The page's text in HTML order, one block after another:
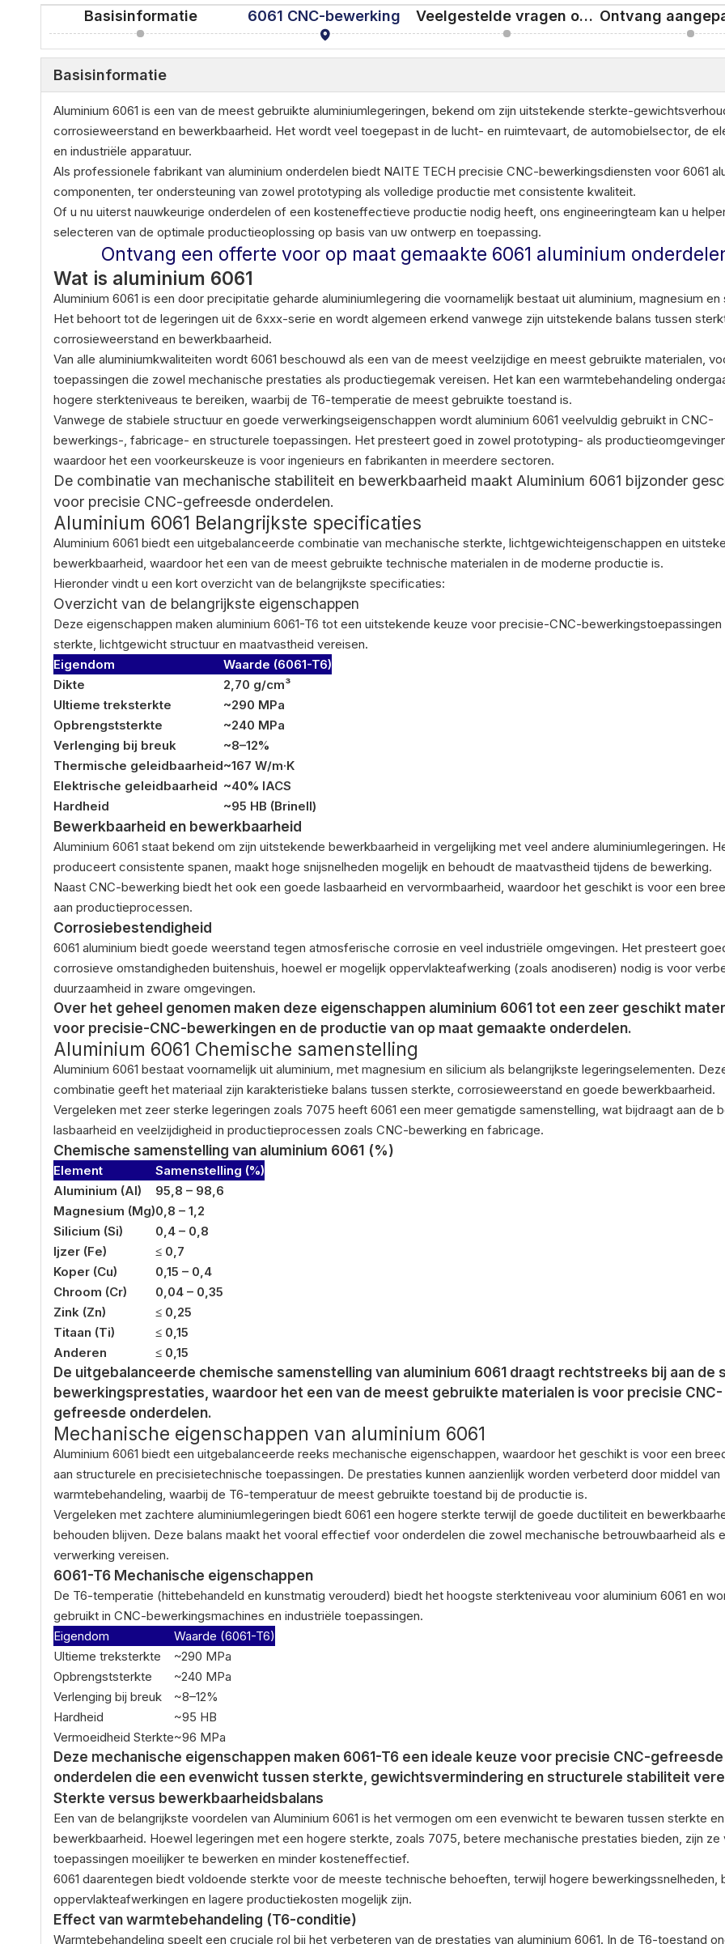
Basisinformatie 6061 CNC-bewerking Veelgestelde vragen over aluminium 6061
Basisinformatie
Aluminium 6061 is een van de meest gebruikte aluminiumlegeringen, bekend om zijn uitstekende sterkte-
corrosieweerstand en bewerkbaarheid. Het wordt veel toegepast in de lucht- en ruimtevaart, de automobielsector, de
en industriële apparatuur.
Als professionele fabrikant van aluminium onderdelen biedt NAITE TECH precisie CNC-bewerkingsdiensten voor 6061
componenten, ter ondersteuning van zowel prototyping als volledige productie met consistente kwaliteit.
Of u nu uiterst nauwkeurige onderdelen of een kosteneffectieve productie nodig heeft, ons engineeringteam kan u
selecteren van de optimale productieoplossing op basis van uw ontwerp en toepassing.
Ontvang een offerte voor op maat gemaakte 6061 aluminium
Wat is aluminium 6061
Aluminium 6061 is een door precipitatie geharde aluminiumlegering die voornamelijk bestaat uit aluminium, magnesium en
Het behoort tot de legeringen uit de 6xxx-serie en wordt algemeen erkend vanwege zijn uitstekende balans tussen
corrosieweerstand en bewerkbaarheid.
Van alle aluminiumkwaliteiten wordt 6061 beschouwd als een van de meest veelzijdige en meest gebruikte materialen,
toepassingen die zowel mechanische prestaties als productiegemak vereisen. Het kan een warmtebehandeling
hogere sterkteniveaus te bereiken, waarbij de T6-temperatie de meest gebruikte toestand is.
Vanwege de stabiele structuur en goede verwerkingseigenschappen wordt aluminium 6061 veelvuldig gebruikt in CNC-
bewerkings-, fabricage- en structurele toepassingen. Het presteert goed in zowel prototyping- als
waardoor het een voorkeurskeuze is voor ingenieurs en fabrikanten in meerdere sectoren.
De combinatie van mechanische stabiliteit en bewerkbaarheid maakt Aluminium 6061 bijzonder
voor precisie CNC-gefreesde onderdelen.
Aluminium 6061 Belangrijkste specificaties
Aluminium 6061 biedt een uitgebalanceerde combinatie van mechanische sterkte, lichtgewichteigenschappen en
bewerkbaarheid, waardoor het een van de meest gebruikte technische materialen in de moderne productie is.
Hieronder vindt u een kort overzicht van de belangrijkste specificaties:
Overzicht van de belangrijkste eigenschappen
Deze eigenschappen maken aluminium 6061-T6 tot een uitstekende keuze voor precisie-CNC-bewerkingstoepassingen
sterkte, lichtgewicht structuur en maatvastheid vereisen.
Eigendom
Waarde (6061-T6)
Dikte
2,70 g/cm³
Ultieme treksterkte
~290 MPa
Opbrengststerkte
~240 MPa
Verlenging bij breuk
~8–12%
Thermische geleidbaarheid~167 W/m·K
Elektrische geleidbaarheid ~40% IACS
Hardheid
~95 HB (Brinell)
Bewerkbaarheid en bewerkbaarheid
Aluminium 6061 staat bekend om zijn uitstekende bewerkbaarheid in vergelijking met veel andere aluminiumlegeringen.
produceert consistente spanen, maakt hoge snijsnelheden mogelijk en behoudt de maatvastheid tijdens de bewerking.
Naast CNC-bewerking biedt het ook een goede lasbaarheid en vervormbaarheid, waardoor het geschikt is voor een
aan productieprocessen.
Corrosiebestendigheid
6061 aluminium biedt goede weerstand tegen atmosferische corrosie en veel industriële omgevingen. Het presteert
corrosieve omstandigheden buitenshuis, hoewel er mogelijk oppervlakteafwerking (zoals anodiseren) nodig is voor
duurzaamheid in zware omgevingen.
Over het geheel genomen maken deze eigenschappen aluminium 6061 tot een zeer geschikt
voor precisie-CNC-bewerkingen en de productie van op maat gemaakte onderdelen.
Aluminium 6061 Chemische samenstelling
Aluminium 6061 bestaat voornamelijk uit aluminium, met magnesium en silicium als belangrijkste legeringselementen.
combinatie geeft het materiaal zijn karakteristieke balans tussen sterkte, corrosieweerstand en goede bewerkbaarheid.
Vergeleken met zeer sterke legeringen zoals 7075 heeft 6061 een meer gematigde samenstelling, wat bijdraagt ​​aan de
lasbaarheid en veelzijdigheid in productieprocessen zoals CNC-bewerking en fabricage.
Chemische samenstelling van aluminium 6061 (%)
Element
Samenstelling (%)
Aluminium (Al)
95,8 – 98,6
Magnesium (Mg)0,8 – 1,2
Silicium (Si)
0,4 – 0,8
Ijzer (Fe)
≤ 0,7
Koper (Cu)
0,15 – 0,4
Chroom (Cr)
0,04 – 0,35
Zink (Zn)
≤ 0,25
Titaan (Ti)
≤ 0,15
Anderen
≤ 0,15
De uitgebalanceerde chemische samenstelling van aluminium 6061 draagt ​​rechtstreeks bij aan de
bewerkingsprestaties, waardoor het een van de meest gebruikte materialen is voor precisie CNC-
gefreesde onderdelen.
Mechanische eigenschappen van aluminium 6061
Aluminium 6061 biedt een uitgebalanceerde reeks mechanische eigenschappen, waardoor het geschikt is voor een
aan structurele en precisietechnische toepassingen. De prestaties kunnen aanzienlijk worden verbeterd door middel van
warmtebehandeling, waarbij de T6-temperatuur de meest gebruikte toestand bij de productie is.
Vergeleken met zachtere aluminiumlegeringen biedt 6061 een hogere sterkte terwijl de goede ductiliteit en
behouden blijven. Deze balans maakt het vooral effectief voor onderdelen die zowel mechanische betrouwbaarheid als
verwerking vereisen.
6061-T6 Mechanische eigenschappen
De T6-temperatie (hittebehandeld en kunstmatig verouderd) biedt het hoogste sterkteniveau voor aluminium 6061 en
gebruikt in CNC-bewerkingsmachines en industriële toepassingen.
Eigendom
Waarde (6061-T6)
Ultieme treksterkte
~290 MPa
Opbrengststerkte
~240 MPa
Verlenging bij breuk
~8–12%
Hardheid
~95 HB
Vermoeidheid Sterkte~96 MPa
Deze mechanische eigenschappen maken 6061-T6 een ideale keuze voor precisie CNC-gefreesde
onderdelen die een evenwicht tussen sterkte, gewichtsvermindering en structurele stabiliteit
Sterkte versus bewerkbaarheidsbalans
Een van de belangrijkste voordelen van Aluminium 6061 is het vermogen om een ​​evenwicht te bewaren tussen sterkte en
bewerkbaarheid. Hoewel legeringen met een hogere sterkte, zoals 7075, betere mechanische prestaties bieden, zijn ze
toepassingen moeilijker te bewerken en minder kosteneffectief.
6061 daarentegen biedt voldoende sterkte voor de meeste technische behoeften, terwijl hogere bewerkingssnelheden,
oppervlakteafwerkingen en lagere productiekosten mogelijk zijn.
Effect van warmtebehandeling (T6-conditie)
Warmtebehandeling speelt een cruciale rol bij het verbeteren van de prestaties van aluminium 6061. In de T6-toestand